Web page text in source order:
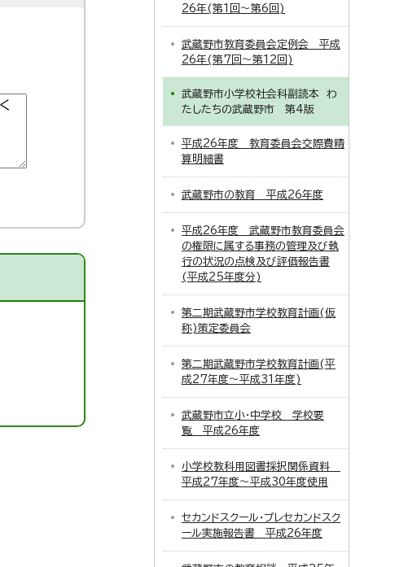
26年(第1回～第6回)
武蔵野市教育委員会定例会 平成
26年(第7回～第12回)
武蔵野市小学校社会科副読本 わ
たしたちの武蔵野市 第4版
平成26年度 教育委員会交際費精
算明細書
武蔵野市の教育 平成26年度
平成26年度 武蔵野市教育委員会
の権限に属する事務の管理及び執
行の状況の点検及び評価報告書
(平成25年度分)
第二期武蔵野市学校教育計画(仮
称)策定委員会
第二期武蔵野市学校教育計画(平
成27年度～平成31年度)
武蔵野市立小・中学校 学校要
覧 平成26年度
小学校教科用図書採択関係資料
平成27年度～平成30年度使用
セカンドスクール・プレセカンドスク
ール実施報告書 平成26年度